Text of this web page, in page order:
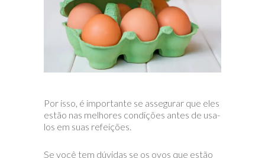
Por isso, é importante se assegurar que eles
estão nas melhores condições antes de usa-
los em suas refeições.
Se você tem dúvidas se os ovos que estão